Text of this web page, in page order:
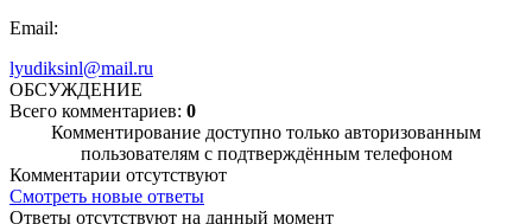
Email:
lyudiksinl@mail.ru
ОБСУЖДЕНИЕ
Всего комментариев: 0
Комментирование доступно только авторизованным
пользователям с подтверждённым телефоном
Комментарии отсутствуют
Смотреть новые ответы
Ответы отсутствуют на данный момент